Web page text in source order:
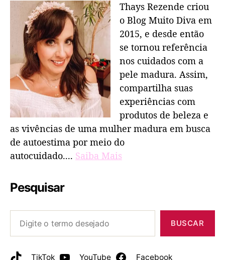
Thays Rezende criou
o Blog Muito Diva em
2015, e desde então
se tornou referência
nos cuidados com a
pele madura. Assim,
compartilha suas
experiências com
produtos de beleza e
as vivências de uma mulher madura em busca
de autoestima por meio do
autocuidado.... Saiba Mais
Pesquisar
BUSCAR
TikTok YouTube Facebook